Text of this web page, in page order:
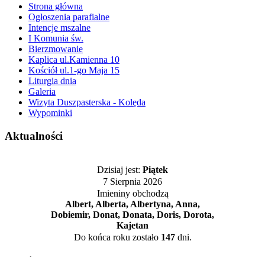
Strona główna
Ogłoszenia parafialne
Intencje mszalne
I Komunia św.
Bierzmowanie
Kaplica ul.Kamienna 10
Kościół ul.1-go Maja 15
Liturgia dnia
Galeria
Wizyta Duszpasterska - Kolęda
Wypominki
Aktualności
Dzisiaj jest: Piątek
7 Sierpnia 2026
Imieniny obchodzą
Albert, Alberta, Albertyna, Anna,
Dobiemir, Donat, Donata, Doris, Dorota,
Kajetan
Do końca roku zostało 147dni.